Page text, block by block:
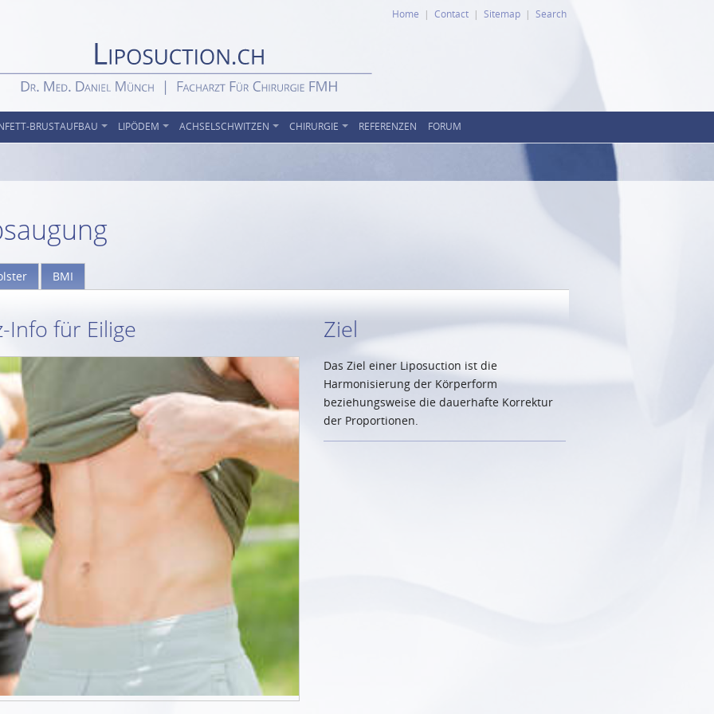
Home Contact Sitemap Search
BRUSTAUFBAU LIPÖDEM ACHSELSCHWITZEN CHIRURGIE REFERENZEN FORUM
BMI
Info für Eilige Ziel
Das Ziel einer Liposuction ist die
Harmonisierung der Körperform
beziehungsweise die dauerhafte Korrektur
der Proportionen.